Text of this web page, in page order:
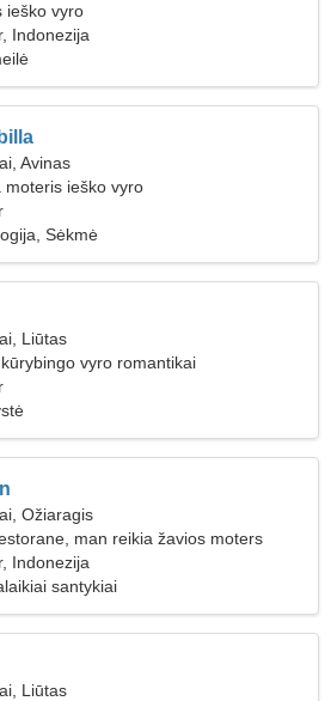
ieško vyro
Indonezija
Avinas
moteris ieško vyro
Sėkmė
Liūtas
vyro romantikai
Ožiaragis
man reikia žavios moters
Indonezija
santykiai
Liūtas